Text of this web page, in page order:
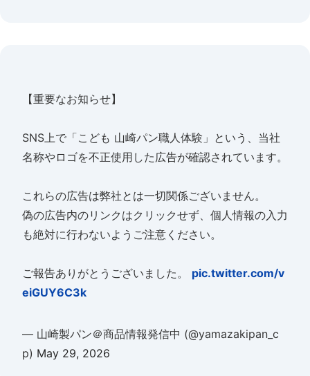
【重要なお知らせ】
SNS上で「こども 山崎パン職人体験」という、当社
名称やロゴを不正使用した広告が確認されています。
これらの広告は弊社とは一切関係ございません。
偽の広告内のリンクはクリックせず、個人情報の入力
も絶対に行わないようご注意ください。
ご報告ありがとうございました。 pic.twitter.com/v
eiGUY6C3k
— 山崎製パン＠商品情報発信中 (@yamazakipan_c
p) May 29, 2026